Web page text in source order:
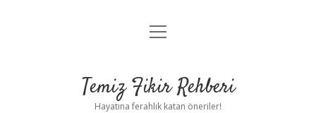
Anasayfa
Yasal Uyarı
menüyü
Temiz Fikir Rehberi
Hayatına ferahlık katan öneriler!